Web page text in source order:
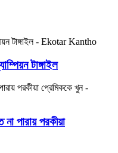
টাঙ্গাইল
না পারায় পরকীয়া